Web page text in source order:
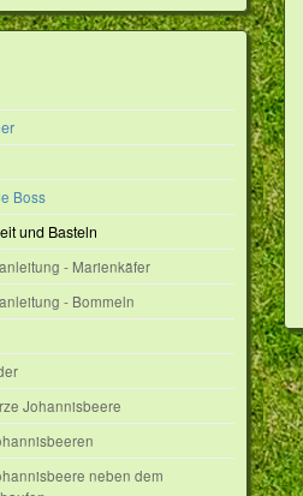
Boss
und Basteln
- Marienkäfer
- Bommeln
Johannisbeere
neben dem